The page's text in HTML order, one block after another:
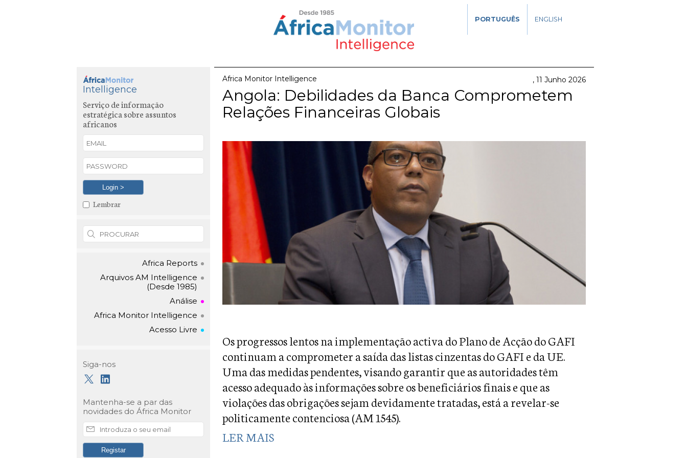
PORTUGUÊS ENGLISH
Intelligence
Serviço de informação
estratégica sobre assuntos
africanos
Lembrar
Africa Reports
Arquivos AM Intelligence
(Desde 1985)
Análise
Africa Monitor Intelligence
Acesso Livre
Siga-nos
Mantenha-se a par das
novidades doÁfrica Monitor
Africa Monitor Intelligence 11 Junho 2026
Angola: Debilidades da Banca Comprometem
Relações Financeiras Globais
Os progressos lentos na implementação activa do Plano de Acção do GAFI
continuam a comprometer a saída das listas cinzentas do GAFI e da UE.
Uma das medidas pendentes, visando garantir que as autoridades têm
acesso adequado às informações sobre os beneficiários finais e que as
violações das obrigações sejam devidamente tratadas, está a revelar-se
politicamente contenciosa (AM 1545).
LER MAIS